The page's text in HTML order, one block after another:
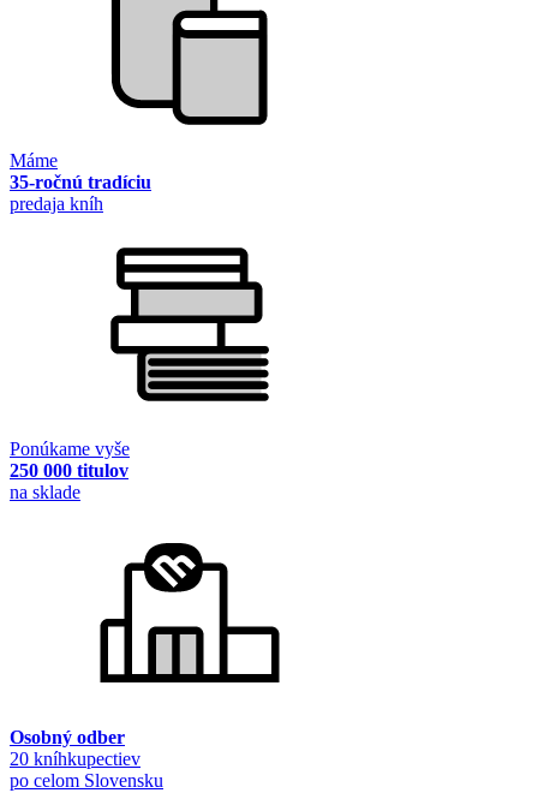
Máme
35-ročnú tradíciu
predaja kníh
Ponúkame vyše
250 000 titulov
na sklade
Osobný odber
20 kníhkupectiev
po celom Slovensku